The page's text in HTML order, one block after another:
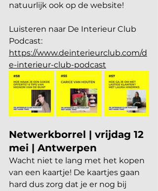
natuurlijk ook op de website!
Luisteren naar De Interieur Club
Podcast:
https://www.deinterieurclub.com/d
e-interieur-club-podcast
Netwerkborrel | vrijdag 12
mei | Antwerpen
Wacht niet te lang met het kopen
van een kaartje! De kaartjes gaan
hard dus zorg dat je er nog bij